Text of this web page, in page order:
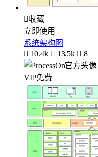
收藏
立即使用
系统架构图
 10.4k  13.5k  8
VIP免费